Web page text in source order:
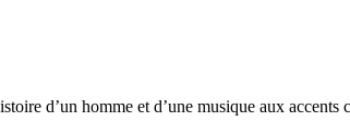
d’un homme et d’une musique aux accents